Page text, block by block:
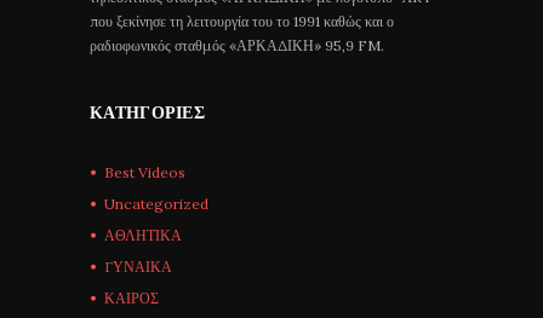
που ξεκίνησε τη λειτουργία του το 1991 καθώς και ο
ραδιοφωνικός σταθμός «ΑΡΚΑΔΙΚΗ» 95,9 FM.
ΚΑΤΗΓΟΡΊΕΣ
Best Videos
Uncategorized
ΑΘΛΗΤΙΚΑ
ΓΥΝΑΙΚΑ
ΚΑΙΡΟΣ